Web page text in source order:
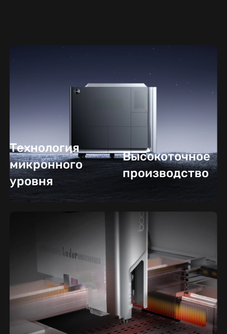
Технология
микронного
уровня
Высокоточное
производство